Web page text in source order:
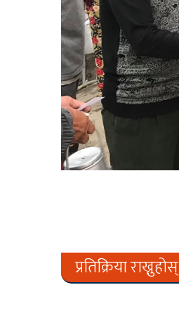
प्रतिक्रिया राख्नुहोस्